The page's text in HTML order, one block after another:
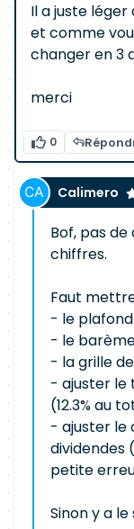
Il a juste
et comme
changer en 3
merci
0
Calimero
Bof, pas
chiffres.
Faut
- le
- le barème
- la grille
- ajuster le
(12.3% au
- ajuster le
dividendes
petite
Sinon y a